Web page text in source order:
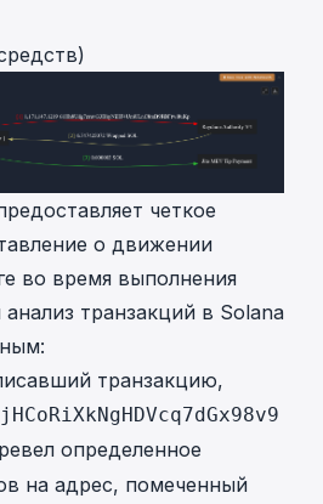
четкое
о движении
во время выполнения
транзакций в Solana
транзакцию,
определенное
на адрес, помеченный